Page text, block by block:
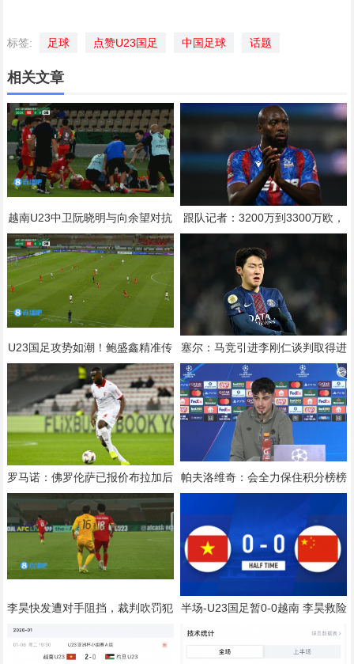
标签: 足球 点赞U23国足 中国足球 话题
相关文章
越南U23中卫阮晓明与向余望对抗
后受伤被换下，阮德英替补登场
跟队记者：3200万到3300万欧，
尤文对马特塔的第二份报价仍遭拒
绝
U23国足攻势如潮！鲍盛鑫精准传
中，后点的杨希没有顶到皮球
塞尔：马竞引进李刚仁谈判取得进
展，还有意埃德森和若昂·戈麦斯
罗马诺：佛罗伦萨已报价布拉加后
卫尼亚凯特，方案租借+买断选项
帕夫洛维奇：会全力保住积分榜榜
首位置；格雷茨卡是我的支柱
李昊快发遭对手阻挡，裁判吹罚犯
半场-U23国足暂0-0越南 李昊救险